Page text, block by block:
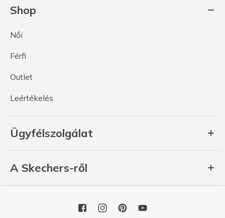
Shop
Női
Férfi
Outlet
Leértékelés
Ügyfélszolgálat
A Skechers-ről